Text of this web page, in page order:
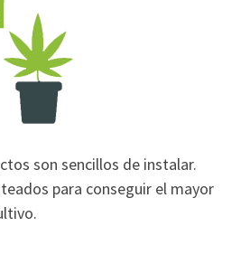
son sencillos de instalar.
para conseguir el mayor